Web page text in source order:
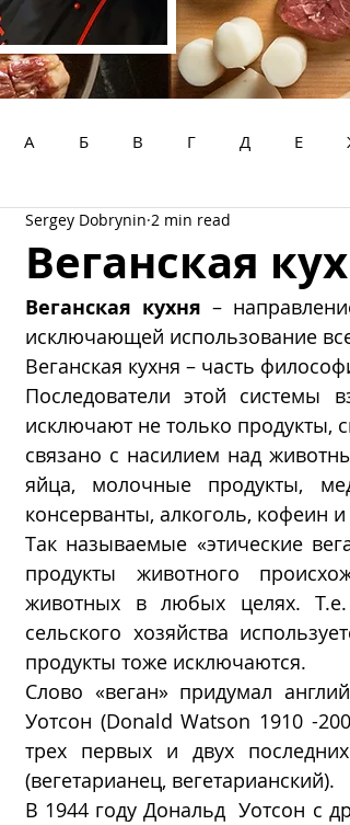
А Б В Г Д Е
У Ф Х
Веганская
Sergey Dobrynin 2 min read
Веганская кухня –
исключающей использование
Веганская кухня – часть
Последователи этой системы
исключают не только продукты,
связано с насилием над
яйца, молочные продукты,
консерванты, алкоголь, кофеин
Так называемые «этические
продукты животного
животных в любых целях. Т.е.
сельского хозяйства
продукты тоже исключаются.
Слово «веган» придумал
Уотсон (Donald Watson 1910 -
трех первых и двух
(вегетарианец, вегетарианский).
В 1944 году Дональд  Уотсон с